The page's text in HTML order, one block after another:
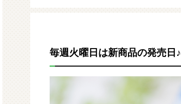
毎週火曜日は新商品の発売日♪